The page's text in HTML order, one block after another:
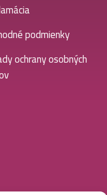
podmienky
ochrany osobných